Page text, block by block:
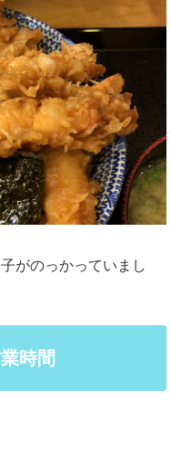
がのっかっていまし
時間